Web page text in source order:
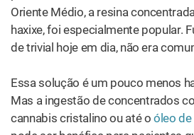
parece promissora
para condições
EM.
Farmacologia ingerível
sublingual de ingeríveis e sua
tinturas é surpreendentemente rica,
à base de álcool chegaram às
há mais de 100 anos. Agora, os